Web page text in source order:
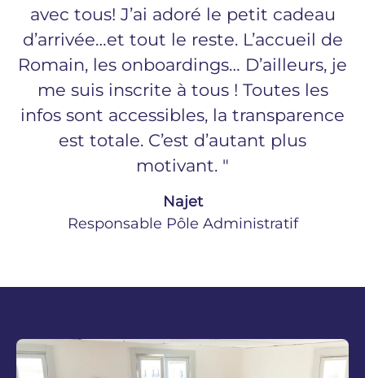
avec tous! J’ai adoré le petit cadeau
d’arrivée…et tout le reste. L’accueil de
Romain, les onboardings… D’ailleurs, je
me suis inscrite à tous ! Toutes les
infos sont accessibles, la transparence
est totale. C’est d’autant plus
motivant. "
Najet
Responsable Pôle Administratif